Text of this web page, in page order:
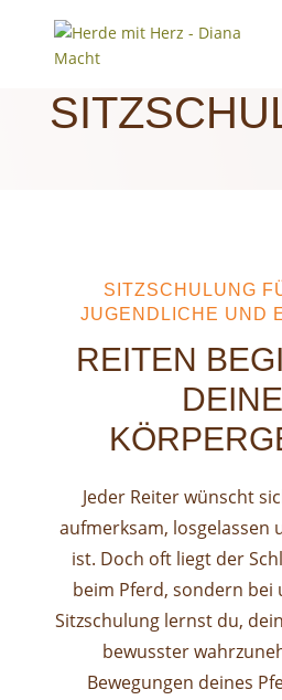
ANGEBOT
SITZSCHULUNG
JUGENDLICHE UND
REITEN
Jeder Reiter wünscht
aufmerksam, losgelassen
ist. Doch oft liegt der
beim Pferd, sondern bei
Sitzschulung lernst du,
bewusster
Bewegungen deines